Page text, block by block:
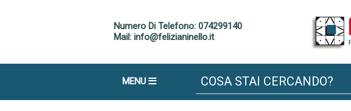
Numero Di Telefono: 074299140
Mail: info@felizianinello.it
MENU